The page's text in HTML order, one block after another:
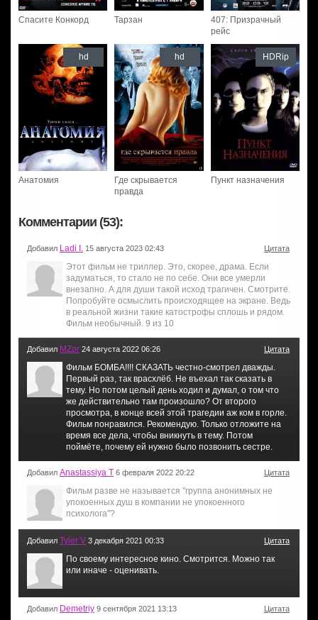
Спасите Конкорд Тарзан
407: Призрачный
рейс
Анатомия
hd
Где скрывается
правда
hd
Пункт назначения
HDRip
Комментарии (53):
Добавил Ladi I. 15 августа 2023 02:43 Цитата
Этот фильм не триллер. Это, скорее, драма. Если
задуматься, то стало не по себе. Они все умерли
внезапно. А для души такой исход трагичен. Смотрите.
Попробуйте осмыслить происходящее на экране. Ведь
в реальной жизни такие катострофы сплошь и рядом.
Фильм необычный. 9 из 10
Добавил MZor 24 августа 2022 06:26 Цитата
Фильм БОМБА!!!! СКАЗАТЬ честно-смотрел дважды.
Первый раз, так врасхлёб. Не въехал так сказать в
тему. Но потом целый день ходил и думал, о том что
же действительно там произошло? От второго
просмотра, в конце всей этой трагедии аж ком в горле.
Фильм понравился. Рекомендую. Только отложите на
время все дела, чтобы вникнуть в тему. Потом
поймёте, почему ей нужно было позвонить сестре.
Добавил Anastassiya T 6 февраля 2022 20:22 Цитата
Фильм разве не называется "группа анонимных не
упокоенных душ в компании не упокоенного
психолога"?
Добавил Tyler V 3 декабря 2021 00:33 Цитата
По своему интересное кино. Смотрится. Можно так
или иначе - оценивать.
Добавил Demetriy 9 сентября 2021 13:13 Цитата